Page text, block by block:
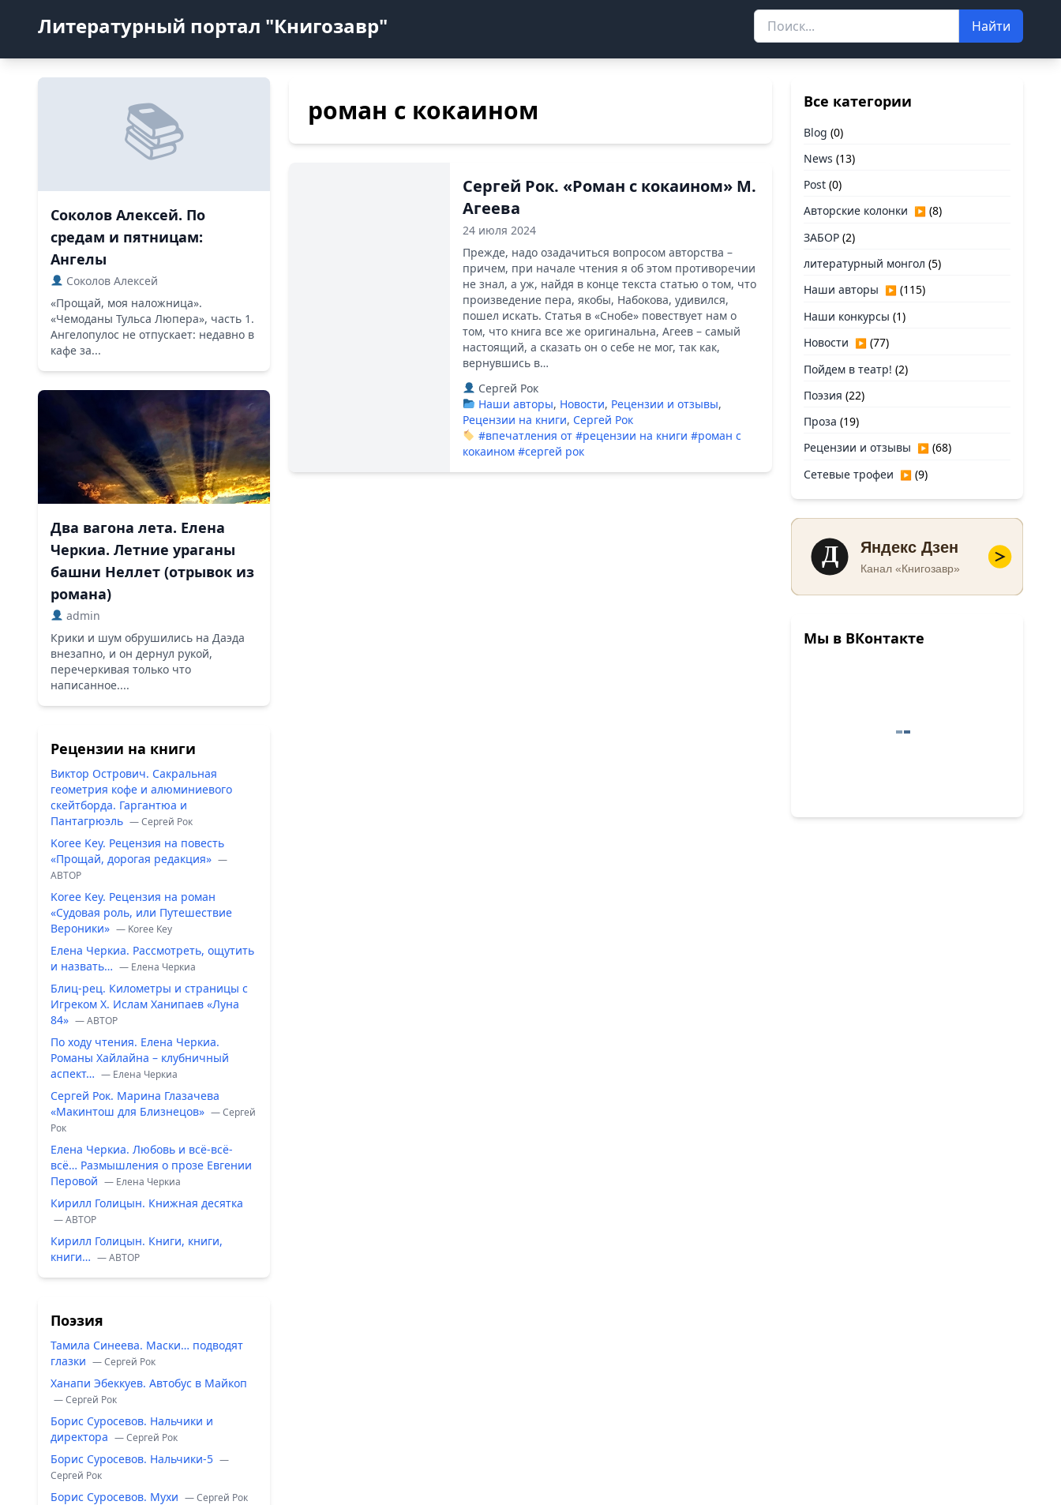
Литературный портал "Книгозавр" Найти
Соколов Алексей. По
средам и пятницам:
Ангелы
Соколов Алексей
«Прощай, моя наложница».
«Чемоданы Тульса Люпера», часть 1.
Ангелопулос не отпускает: недавно в
кафе за...
Два вагона лета. Елена
Черкиа. Летние ураганы
башни Неллет (отрывок из
романа)
admin
Крики и шум обрушились на Даэда
внезапно, и он дернул рукой,
перечеркивая только что
написанное....
Рецензии на книги
Виктор Острович. Сакральная
геометрия кофе и алюминиевого
скейтборда. Гаргантюа и
Пантагрюэль — Сергей Рок
Koree Key. Рецензия на повесть
«Прощай, дорогая редакция» —
ABTOP
Koree Key. Рецензия на роман
«Судовая роль, или Путешествие
Вероники» — Koree Key
Елена Черкиа. Рассмотреть, ощутить
и назвать… — Елена Черкиа
Блиц-рец. Километры и страницы с
Игреком Х. Ислам Ханипаев «Луна
84» — ABTOP
По ходу чтения. Елена Черкиа.
Романы Хайлайна – клубничный
аспект… — Елена Черкиа
Сергей Рок. Марина Глазачева
«Макинтош для Близнецов» — Сергей
Рок
Елена Черкиа. Любовь и всё-всё-
всё… Размышления о прозе Евгении
Перовой — Елена Черкиа
Кирилл Голицын. Книжная десятка
— ABTOP
Кирилл Голицын. Книги, книги,
книги… — ABTOP
Поэзия
Тамила Синеева. Маски… подводят
глазки — Сергей Рок
Ханапи Эбеккуев. Автобус в Майкоп
— Сергей Рок
Борис Суросевов. Нальчики и
директора — Сергей Рок
Борис Суросевов. Нальчики-5 —
Сергей Рок
Борис Суросевов. Мухи — Сергей Рок
роман с кокаином
Сергей Рок. «Роман с кокаином» М.
Агеева
24 июля 2024
Прежде, надо озадачиться вопросом авторства –
причем, при начале чтения я об этом противоречии
не знал, а уж, найдя в конце текста статью о том, что
произведение пера, якобы, Набокова, удивился,
пошел искать. Статья в «Снобе» повествует нам о
том, что книга все же оригинальна, Агеев – самый
настоящий, а сказать он о себе не мог, так как,
вернувшись в…
Сергей Рок
Наши авторы, Новости, Рецензии и отзывы,
Рецензии на книги, Сергей Рок
#впечатления от #рецензии на книги #роман с
кокаином #сергей рок
Все категории
Blog (0)
News (13)
Post (0)
Авторские колонки ▶ (8)
ЗАБОР (2)
литературный монгол (5)
Наши авторы ▶ (115)
Наши конкурсы (1)
Новости ▶ (77)
Пойдем в театр! (2)
Поэзия (22)
Проза (19)
Рецензии и отзывы ▶ (68)
Сетевые трофеи ▶ (9)
Д Яндекс Дзен
Канал «Книгозавр»
Мы в ВКонтакте